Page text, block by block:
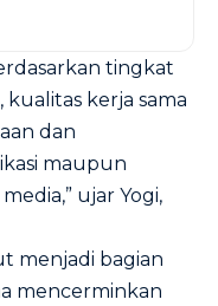
tingkat
kerja sama
dan
maupun
ujar Yogi,
menjadi bagian
mencerminkan